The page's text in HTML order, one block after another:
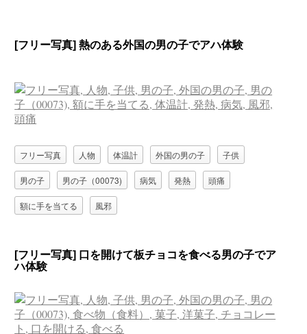
[フリー写真] 熱のある外国の男の子でアハ体験
フリー写真 人物 体温計 外国の男の子 子供
男の子 男の子（00073) 病気 発熱 頭痛
額に手を当てる 風邪
[フリー写真] 口を開けて板チョコを食べる男の子でア
ハ体験